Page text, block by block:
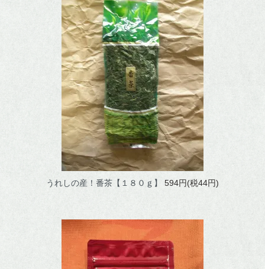
うれしの産！番茶【１８０ｇ】 594円(税44円)